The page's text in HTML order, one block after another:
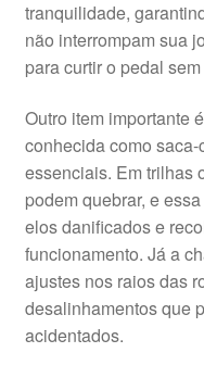
tranquilidade,
não interrompam sua
para curtir o pedal
Outro item importante
conhecida como
essenciais. Em trilhas
podem quebrar, e
elos danificados e
funcionamento. Já a
ajustes nos raios das
desalinhamentos que
acidentados.